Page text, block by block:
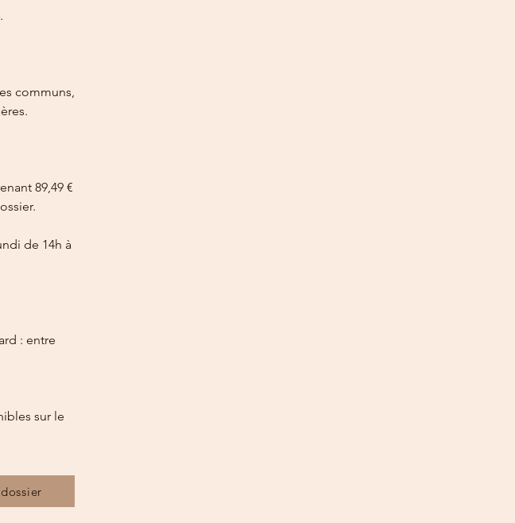
communs,
89,49 €
de 14h à
: entre
sur le